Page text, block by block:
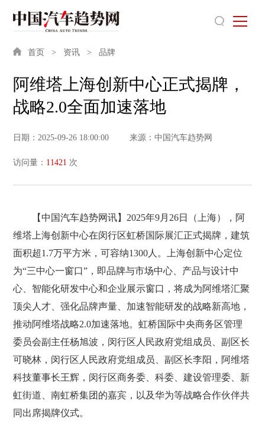
首页 资讯 品牌
阿维塔上海创新中心正式揭牌，
战略2.0全面加速落地
日期：2025-09-26 18:00:00 来源：中国汽车趋势网
访问量： 11421 次
【中国汽车趋势网讯】2025年9月26日（上海），阿
维塔上海创新中心在闵行区虹桥国际展汇正式揭牌，建筑
面积超1.7万平方米，可容纳1300人。上海创新中心定位
为“三中心一窗口”，即品牌与市场中心、产品与设计中
心、智能化研发中心和企业展示窗口，将成为阿维塔汇聚
顶尖人才、强化品牌声量、加速智能研发的战略新高地，
推动阿维塔战略2.0加速落地。虹桥国际中央商务区管理
委员会副主任杨旭波，闵行区人民政府党组成员、副区长
可晓林，闵行区人民政府党组成员、副区长李阳，阿维塔
科技董事长王辉，闵行区商务委、科委、建设管理委、新
虹街道、南虹桥集团的嘉宾，以及华为等战略合作伙伴共
同出席揭牌仪式。